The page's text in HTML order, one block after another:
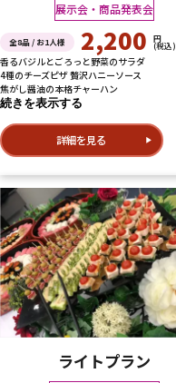
展示会・商品発表会
全8品 / お1人様 2,200 円
(税込)
香るバジルとごろっと野菜のサラダ
4種のチーズピザ 贅沢ハニーソース
焦がし醤油の本格チャーハン
続きを表示する
詳細を見る
ライトプラン